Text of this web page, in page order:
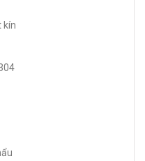
kín